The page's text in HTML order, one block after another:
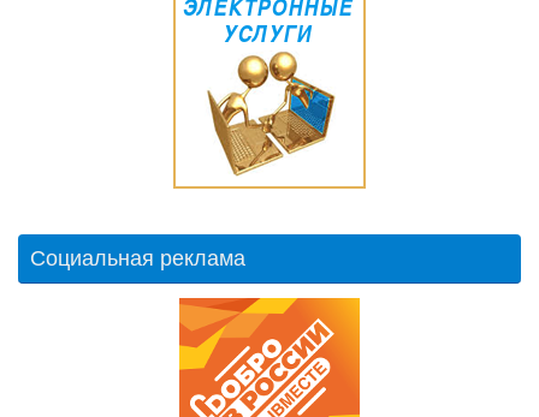
Социальная реклама